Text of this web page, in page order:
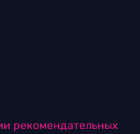
рекомендательных